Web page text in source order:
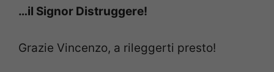
…il Signor Distruggere!
Grazie Vincenzo, a rileggerti presto!